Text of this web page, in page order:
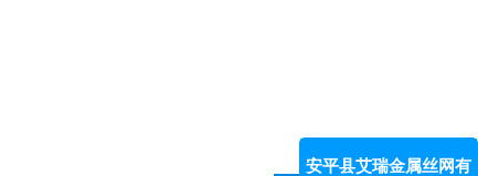
安平县艾瑞金属丝网有